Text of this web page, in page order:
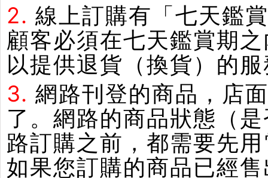
2. 線上訂購有「七天鑑
顧客必須在七天鑑賞期
以提供退貨（換貨）的
3. 網路刊登的商品，店
了。網路的商品狀態（
路訂購之前，都需要先
如果您訂購的商品已經